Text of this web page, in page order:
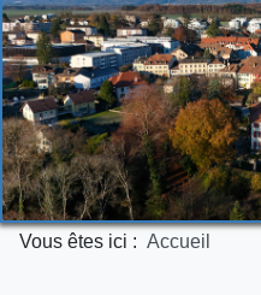
Vous êtes ici : Accueil